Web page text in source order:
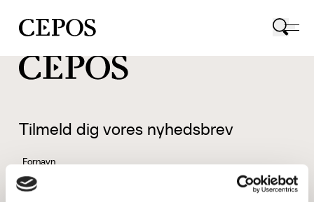
CEPOS logo
Tilmeld dig vores nyhedsbrev
Fornavn